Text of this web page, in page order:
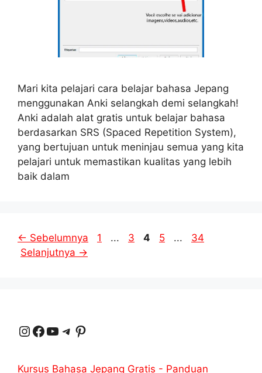
Mari kita pelajari cara belajar bahasa Jepang
menggunakan Anki selangkah demi selangkah!
Anki adalah alat gratis untuk belajar bahasa
berdasarkan SRS (Spaced Repetition System),
yang bertujuan untuk meninjau semua yang kita
pelajari untuk memastikan kualitas yang lebih
baik dalam
← Sebelumnya Halaman
1 ... Halaman
3 Halaman
4 Halaman
5 ... Halaman
34
Selanjutnya →
Instagram Facebook YouTube Telegram Pinterest
Kursus Bahasa Jepang Gratis - Panduan